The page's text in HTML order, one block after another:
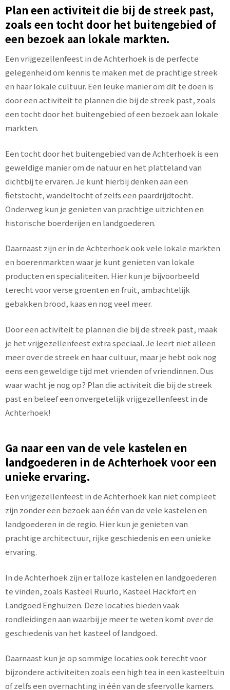
Plan een activiteit die bij de streek past,
zoals een tocht door het buitengebied of
een bezoek aan lokale markten.
Een vrijgezellenfeest in de Achterhoek is de perfecte
gelegenheid om kennis te maken met de prachtige streek
en haar lokale cultuur. Een leuke manier om dit te doen is
door een activiteit te plannen die bij de streek past, zoals
een tocht door het buitengebied of een bezoek aan lokale
markten.
Een tocht door het buitengebied van de Achterhoek is een
geweldige manier om de natuur en het platteland van
dichtbij te ervaren. Je kunt hierbij denken aan een
fietstocht, wandeltocht of zelfs een paardrijdtocht.
Onderweg kun je genieten van prachtige uitzichten en
historische boerderijen en landgoederen.
Daarnaast zijn er in de Achterhoek ook vele lokale markten
en boerenmarkten waar je kunt genieten van lokale
producten en specialiteiten. Hier kun je bijvoorbeeld
terecht voor verse groenten en fruit, ambachtelijk
gebakken brood, kaas en nog veel meer.
Door een activiteit te plannen die bij de streek past, maak
je het vrijgezellenfeest extra speciaal. Je leert niet alleen
meer over de streek en haar cultuur, maar je hebt ook nog
eens een geweldige tijd met vrienden of vriendinnen. Dus
waar wacht je nog op? Plan die activiteit die bij de streek
past en beleef een onvergetelijk vrijgezellenfeest in de
Achterhoek!
Ga naar een van de vele kastelen en
landgoederen in de Achterhoek voor een
unieke ervaring.
Een vrijgezellenfeest in de Achterhoek kan niet compleet
zijn zonder een bezoek aan één van de vele kastelen en
landgoederen in de regio. Hier kun je genieten van
prachtige architectuur, rijke geschiedenis en een unieke
ervaring.
In de Achterhoek zijn er talloze kastelen en landgoederen
te vinden, zoals Kasteel Ruurlo, Kasteel Hackfort en
Landgoed Enghuizen. Deze locaties bieden vaak
rondleidingen aan waarbij je meer te weten komt over de
geschiedenis van het kasteel of landgoed.
Daarnaast kun je op sommige locaties ook terecht voor
bijzondere activiteiten zoals een high tea in een kasteeltuin
of zelfs een overnachting in één van de sfeervolle kamers.